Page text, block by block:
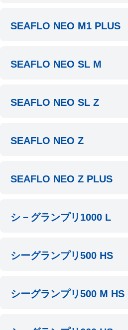
SEAFLO NEO M1 PLUS
SEAFLO NEO SL M
SEAFLO NEO SL Z
SEAFLO NEO Z
SEAFLO NEO Z PLUS
シ－グランプリ1000 L
シーグランプリ500 HS
シーグランプリ500 M HS